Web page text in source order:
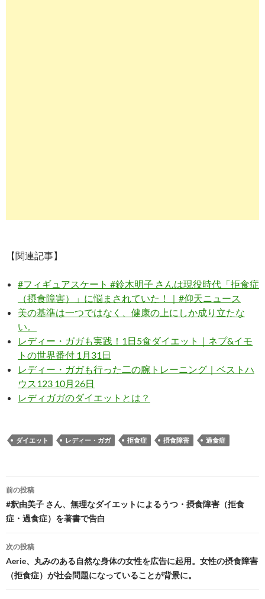
【関連記事】
#フィギュアスケート #鈴木明子 さんは現役時代「拒食症
（摂食障害）」に悩まされていた！｜#仰天ニュース
美の基準は一つではなく、健康の上にしか成り立たな
い。
レディー・ガガも実践！1日5食ダイエット｜ネプ&イモ
トの世界番付 1月31日
レディー・ガガも行った二の腕トレーニング｜ベストハ
ウス123 10月26日
レディガガのダイエットとは？
ダイエット レディー・ガガ 拒食症 摂食障害 過食症
投
稿
ナ
ビ
ゲ
ー
前の投稿
#釈由美子 さん、無理なダイエットによるうつ・摂食障害（拒食
症・過食症）を著書で告白
次の投稿
Aerie、丸みのある自然な身体の女性を広告に起用。女性の摂食障害
（拒食症）が社会問題になっていることが背景に。